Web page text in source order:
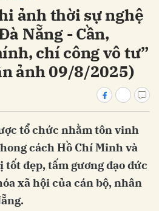
ảnh thời sự nghệ
Nẵng - Cần,
chí công vô tư”
ảnh 09/8/2025)
tổ chức nhằm tôn vinh
cách Hồ Chí Minh và
đẹp, tấm gương đạo đức
xã hội của cán bộ, nhân
Hủy